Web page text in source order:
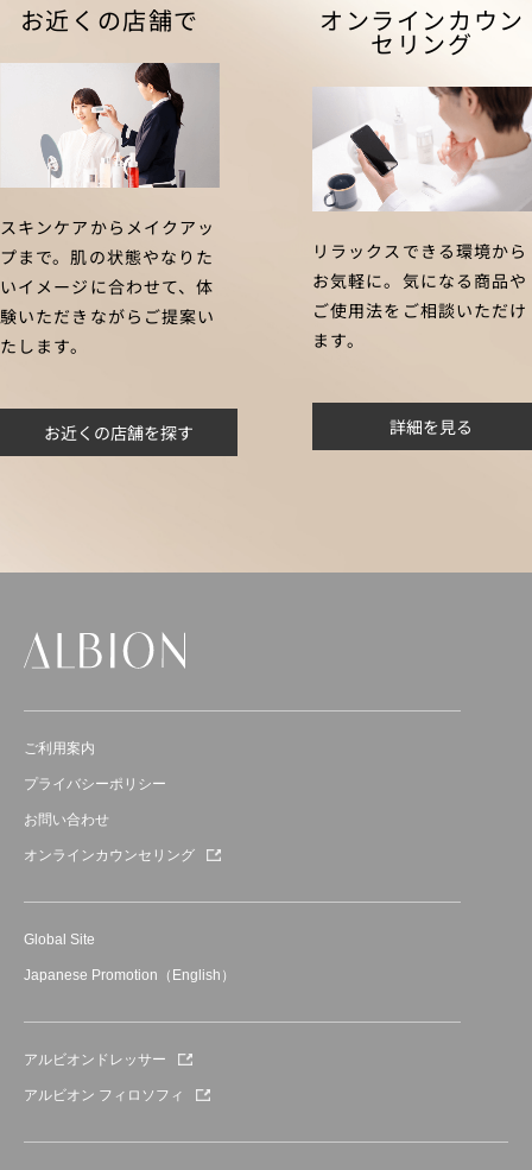
お近くの店舗で
スキンケアからメイクアッ
プまで。肌の状態やなりた
いイメージに合わせて、体
験いただきながらご提案い
たします。
お近くの店舗を探す
オンラインカウン
セリング
リラックスできる環境から
お気軽に。気になる商品や
ご使用法をご相談いただけ
ます。
詳細を見る
ご利用案内
プライバシーポリシー
お問い合わせ
オンラインカウンセリング
Global Site
Japanese Promotion（English）
アルビオンドレッサー
アルビオン フィロソフィ